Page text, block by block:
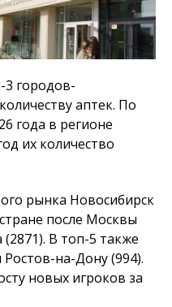
городов-
аптек. По
года в регионе
их количество
рынка Новосибирск
после Москвы
В топ-5 также
на-Дону (994).
новых игроков за